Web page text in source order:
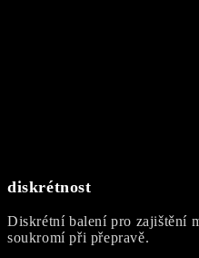
diskrétnost
Diskrétní balení pro zajištění
soukromí při přepravě.